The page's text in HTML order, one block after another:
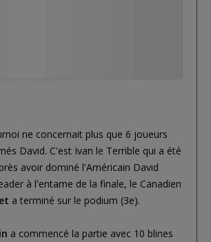
ne concernait plus que 6 joueurs
David. C'est Ivan le Terrible qui a été
avoir dominé l'Américain David
à l'entame de la finale, le Canadien
a terminé sur le podium (3e).
a commencé la partie avec 10 blines